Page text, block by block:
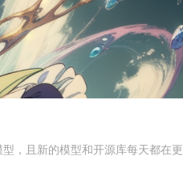
，且新的模型和开源库每天都在更